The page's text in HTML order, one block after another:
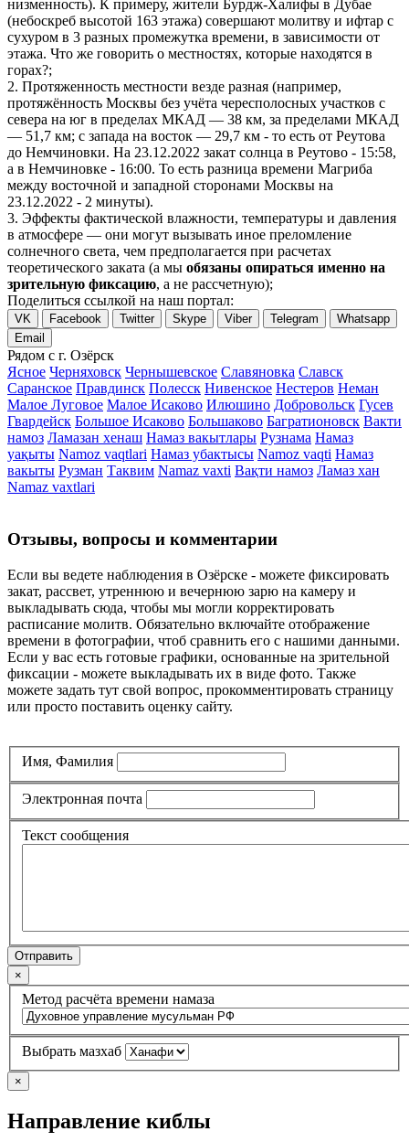
низменность). К примеру, жители Бурдж-Халифы в Дубае
(небоскреб высотой 163 этажа) совершают молитву и ифтар с
сухуром в 3 разных промежутка времени, в зависимости от
этажа. Что же говорить о местностях, которые находятся в
горах?;
2. Протяженность местности везде разная (например,
протяжённость Москвы без учёта чересполосных участков с
севера на юг в пределах МКАД — 38 км, за пределами МКАД
— 51,7 км; с запада на восток — 29,7 км - то есть от Реутова
до Немчиновки. На 23.12.2022 закат солнца в Реутово - 15:58,
а в Немчиновке - 16:00. То есть разница времени Магриба
между восточной и западной сторонами Москвы на
23.12.2022 - 2 минуты).
3. Эффекты фактической влажности, температуры и давления
в атмосфере — они могут вызывать иное преломление
солнечного света, чем предполагается при расчетах
теоретического заката (а мы обязаны опираться именно на
зрительную фиксацию, а не рассчетную);
Поделиться ссылкой на наш портал:
VK Facebook Twitter Skype Viber Telegram
Whatsapp
Email
Рядом с г. Озёрск
Ясное Черняховск Чернышевское Славяновка Славск
Саранское Правдинск Полесск Нивенское Нестеров Неман
Малое Луговое Малое Исаково Илюшино Добровольск Гусев
Гвардейск Большое Исаково Большаково Багратионовск Вакти
намоз Ламазан хенаш Намаз вакытлары Рузнама Намаз
уақыты Namoz vaqtlari Намаз убактысы Namoz vaqti Намаз
вакыты Рузман Таквим Namaz vaxti Вақти намоз Ламаз хан
Namaz vaxtlari
Отзывы, вопросы и комментарии
Если вы ведете наблюдения в Озёрске - можете фиксировать
закат, рассвет, утреннюю и вечернюю зарю на камеру и
выкладывать сюда, чтобы мы могли корректировать
расписание молитв. Обязательно включайте отображение
времени в фотографии, чтоб сравнить его с нашими данными.
Если у вас есть готовые графики, основанные на зрительной
фиксации - можете выкладывать их в виде фото. Также
можете задать тут свой вопрос, прокомментировать страницу
или просто поставить оценку сайту.
Имя, Фамилия
Электронная почта
Текст сообщения
Отправить
×
Метод расчёта времени намаза
Выбрать мазхаб
×
Направление киблы